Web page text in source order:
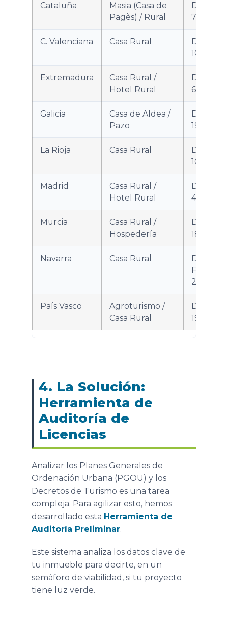
Cataluña
Masia (Casa de
Pagès) / Rural
Decreto
75/2020
C. Valenciana Casa Rural
Decreto
10/2021
Extremadura
Casa Rural /
Hotel Rural
Decreto
65/2015
Galicia
Casa de Aldea /
Pazo
Decreto
191/2004
La Rioja Casa Rural
Decreto
10/2017
Madrid
Casa Rural /
Hotel Rural
Decreto
48/2023
Murcia
Casa Rural /
Hospedería
Decreto
18/2020
Navarra Casa Rural
Decreto
Foral
243/1999
País Vasco
Agroturismo /
Casa Rural
Decreto
199/2013
4. La Solución:
Herramienta de
Auditoría de
Licencias
Analizar los Planes Generales de
Ordenación Urbana (PGOU) y los
Decretos de Turismo es una tarea
compleja. Para agilizar esto, hemos
desarrollado esta Herramienta de
Auditoría Preliminar.
Este sistema analiza los datos clave de
tu inmueble para decirte, en un
semáforo de viabilidad, si tu proyecto
tiene luz verde.